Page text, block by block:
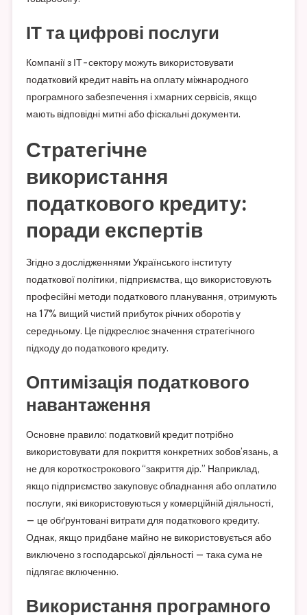
ІТ та цифрові послуги
Компанії з ІТ-сектору можуть використовувати
податковий кредит навіть на оплату міжнародного
програмного забезпечення і хмарних сервісів, якщо
мають відповідні митні або фіскальні документи.
Стратегічне
використання
податкового кредиту:
поради експертів
Згідно з дослідженнями Українського інституту
податкової політики, підприємства, що використовують
професійні методи податкового планування, отримують
на 17% вищий чистий прибуток річних оборотів у
середньому. Це підкреслює значення стратегічного
підходу до податкового кредиту.
Оптимізація податкового
навантаження
Основне правило: податковий кредит потрібно
використовувати для покриття конкретних зобов’язань, а
не для короткострокового “закриття дір.” Наприклад,
якщо підприємство закуповує обладнання або оплатило
послуги, які використовуються у комерційній діяльності,
— це обґрунтовані витрати для податкового кредиту.
Однак, якщо придбане майно не використовується або
виключено з господарської діяльності — така сума не
підлягає включенню.
Використання програмного